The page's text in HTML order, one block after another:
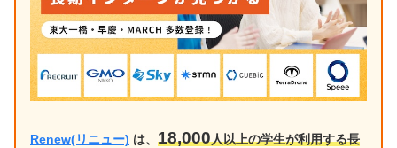
Renew(リニュー) は、 18,000人以上の学生が利用する長